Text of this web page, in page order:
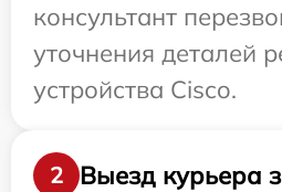
консультант
уточнения деталей
устройства Cisco.
2
Выезд курьера